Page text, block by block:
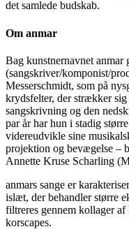
det samlede budskab.
Om anmar
Bag kunstnernavnet anmar
(sangskriver/komponist/
Messerschmidt, som på
krydsfelter, der strækker
sangskrivning og den
par år har hun i stadig
videreudvikle sine
projektion og bevægelse –
Annette Kruse Scharling
anmars sange er
islæt, der behandler større
filtreres gennem kollager af
korscapes.